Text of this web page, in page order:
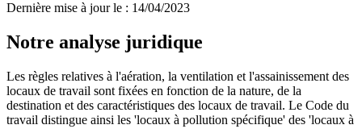
Dernière mise à jour le : 14/04/2023
Notre analyse juridique
Les règles relatives à l'aération, la ventilation et l'assainissement des
locaux de travail sont fixées en fonction de la nature, de la
destination et des caractéristiques des locaux de travail. Le Code du
travail distingue ainsi les 'locaux à pollution spécifique' des 'locaux à